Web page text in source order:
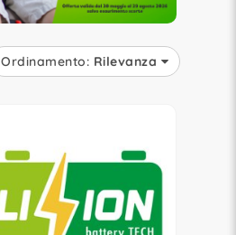
Ordinamento: Rilevanza